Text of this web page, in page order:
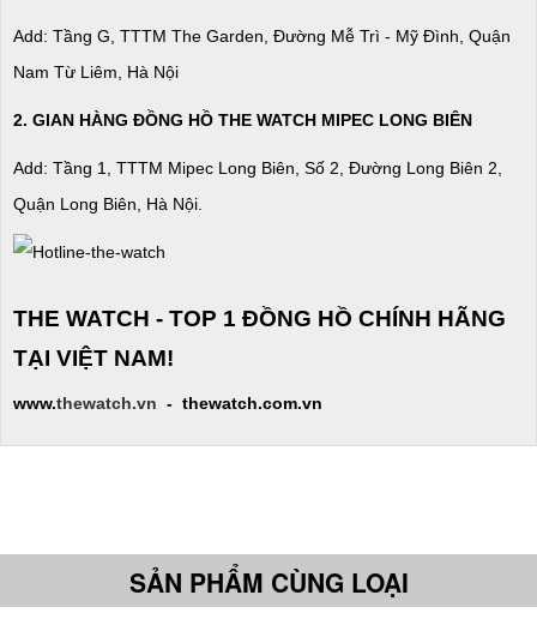
Add: Tầng G, TTTM The Garden, Đường Mễ Trì - Mỹ Đình, Quận
Nam Từ Liêm, Hà Nội
2. GIAN HÀNG ĐỒNG HỒ THE WATCH MIPEC LONG BIÊN
Add: Tầng 1, TTTM Mipec Long Biên, Số 2, Đường Long Biên 2,
Quận Long Biên, Hà Nội.
THE WATCH - TOP 1 ĐỒNG HỒ CHÍNH HÃNG
TẠI VIỆT NAM!
www.thewatch.vn - thewatch.com.vn
SẢN PHẨM CÙNG LOẠI